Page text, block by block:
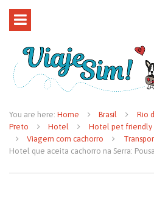
You are here: Home Brasil Rio
Preto
Hotel Hotel pet friendly
Viagem com cachorro
Hotel que aceita cachorro na Serra: